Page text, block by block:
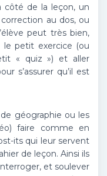
côté de la leçon, un
au dos, ou
peut très bien,
le petit exercice (ou
« quiz ») et aller
s’assurer qu’il est
géographie ou les
faire comme en
its qui leur servent
de leçon. Ainsi ils
et soulever